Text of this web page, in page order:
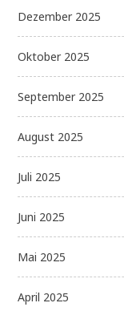
Dezember 2025
Oktober 2025
September 2025
August 2025
Juli 2025
Juni 2025
Mai 2025
April 2025